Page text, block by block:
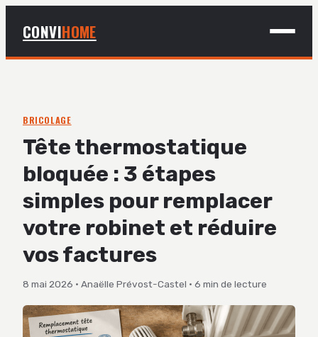
CONVIHOME
BRICOLAGE
DÉCO
JARDINAGE
BRICOLAGE
Tête thermostatique
bloquée : 3 étapes
simples pour remplacer
votre robinet et réduire
vos factures
8 mai 2026 · Anaëlle Prévost-Castel · 6 min de lecture